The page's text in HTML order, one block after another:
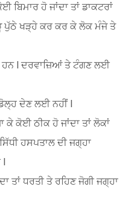
ਬਿਮਾਰ ਹੋ ਜਾਂਦਾ ਤਾਂ ਡਾਕਟਰਾਂ
ਪੁੱਠੇ ਖੜ੍ਹੇ ਕਰ ਕਰ ਕੇ ਲੋਕ ਮੰਜੇ ਤੇ
ਹਨ l ਦਰਵਾਜ਼ਿਆਂ ਤੇ ਟੰਗਣ ਲਈ
ਦੇਣ ਲਈ ਨਹੀਂ l
ਕੇ ਕੋਈ ਠੀਕ ਹੋ ਜਾਂਦਾ ਤਾਂ ਲੋਕਾਂ
ਹਸਪਤਾਲ ਦੀ ਜਗ੍ਹਾ
l
ਤਾਂ ਧਰਤੀ ਤੇ ਰਹਿਣ ਜੋਗੀ ਜਗ੍ਹਾ